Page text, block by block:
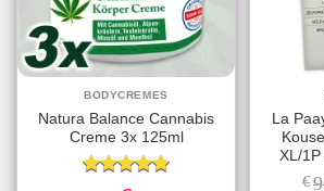
BODYCREMES
Natura Balance Cannabis
Creme 3x 125ml
La
XL/
€